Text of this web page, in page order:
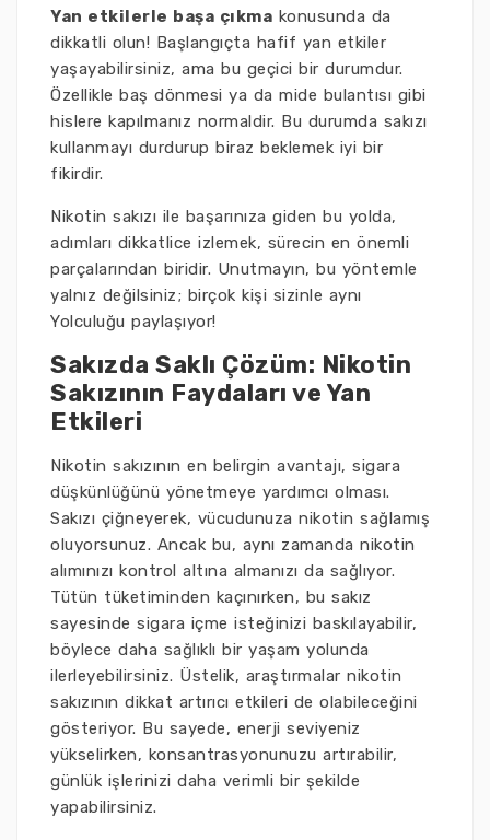
Yan etkilerle başa çıkma konusunda da
dikkatli olun! Başlangıçta hafif yan etkiler
yaşayabilirsiniz, ama bu geçici bir durumdur.
Özellikle baş dönmesi ya da mide bulantısı gibi
hislere kapılmanız normaldir. Bu durumda sakızı
kullanmayı durdurup biraz beklemek iyi bir
fikirdir.
Nikotin sakızı ile başarınıza giden bu yolda,
adımları dikkatlice izlemek, sürecin en önemli
parçalarından biridir. Unutmayın, bu yöntemle
yalnız değilsiniz; birçok kişi sizinle aynı
Yolculuğu paylaşıyor!
Sakızda Saklı Çözüm: Nikotin
Sakızının Faydaları ve Yan
Etkileri
Nikotin sakızının en belirgin avantajı, sigara
düşkünlüğünü yönetmeye yardımcı olması.
Sakızı çiğneyerek, vücudunuza nikotin sağlamış
oluyorsunuz. Ancak bu, aynı zamanda nikotin
alımınızı kontrol altına almanızı da sağlıyor.
Tütün tüketiminden kaçınırken, bu sakız
sayesinde sigara içme isteğinizi baskılayabilir,
böylece daha sağlıklı bir yaşam yolunda
ilerleyebilirsiniz. Üstelik, araştırmalar nikotin
sakızının dikkat artırıcı etkileri de olabileceğini
gösteriyor. Bu sayede, enerji seviyeniz
yükselirken, konsantrasyonunuzu artırabilir,
günlük işlerinizi daha verimli bir şekilde
yapabilirsiniz.